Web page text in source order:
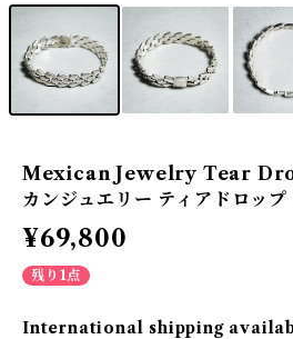
Mexican Jewelry Tear
カンジュエリー ティアドロッ
¥69,800
残り1点
International shipping